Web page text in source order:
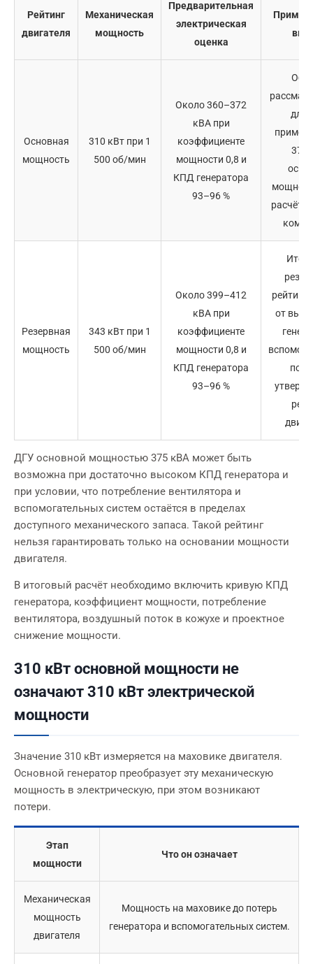
Рейтинг
двигателя
Механическая
мощность
Предварительная
электрическая
оценка
Основная
мощность
310 кВт при 1
500 об/мин
Около 360–372
кВА при
коэффициенте
мощности 0,8 и
КПД генератора
93–96 %
для
375
расчёта
Резервная
мощность
343 кВт при 1
500 об/мин
Около 399–412
кВА при
коэффициенте
мощности 0,8 и
КПД генератора
93–96 %
рейтинг
от
ДГУ основной мощностью 375 кВА может быть
возможна при достаточно высоком КПД генератора и
при условии, что потребление вентилятора и
вспомогательных систем остаётся в пределах
доступного механического запаса. Такой рейтинг
нельзя гарантировать только на основании мощности
двигателя.
В итоговый расчёт необходимо включить кривую КПД
генератора, коэффициент мощности, потребление
вентилятора, воздушный поток в кожухе и проектное
снижение мощности.
310 кВт основной мощности не
означают 310 кВт электрической
мощности
Значение 310 кВт измеряется на маховике двигателя.
Основной генератор преобразует эту механическую
мощность в электрическую, при этом возникают
потери.
Этап
мощности
Что он означает
Механическая
мощность
двигателя
Мощность на маховике до потерь
генератора и вспомогательных систем.